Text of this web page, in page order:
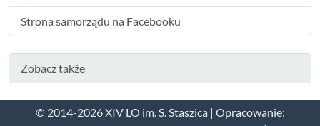
Strona samorządu na Facebooku
Zobacz także
© 2014-2026 XIV LO im. S. Staszica | Opracowanie: